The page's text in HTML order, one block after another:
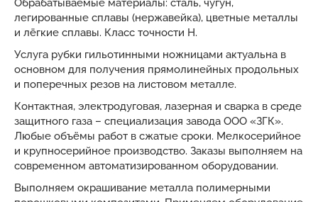
легированные сплавы (нержавейка), цветные металлы
и лёгкие сплавы. Класс точности Н.
Услуга рубки гильотинными ножницами актуальна в
основном для получения прямолинейных продольных
и поперечных резов на листовом металле.
Контактная, электродуговая, лазерная и сварка в среде
защитного газа – специализация завода ООО «ЗГК».
Любые объёмы работ в сжатые сроки. Мелкосерийное
и крупносерийное производство. Заказы выполняем на
современном автоматизированном оборудовании.
Выполняем окрашивание металла полимерными